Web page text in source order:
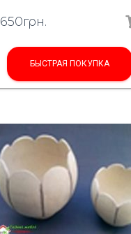
650грн.
БЫСТРАЯ ПОКУПКА